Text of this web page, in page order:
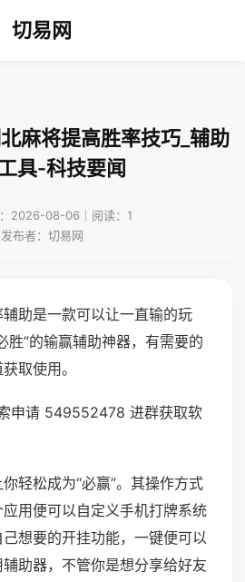
切易网
麻将提高胜率技巧_辅助
具-科技要闻
2026-08-06｜阅读：1
发布者：切易网
助是一款可以让一直输的玩
胜”的输赢辅助神器，有需要的
取使用。
申请 549552478 进群获取软
轻松成为“必赢”。其操作方式
用便可以自定义手机打牌系统
想要的开挂功能，一键便可以
助器，不管你是想分享给好友